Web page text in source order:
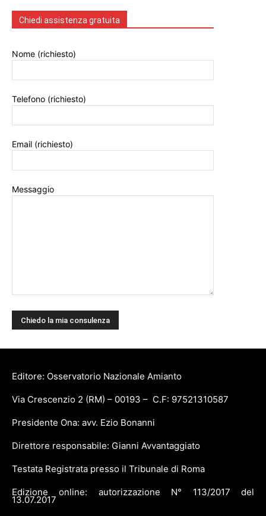
Chiedi assistenza gratuita
Nome (richiesto)
Telefono (richiesto)
Email (richiesto)
Messaggio
Editore: Osservatorio Nazionale Amianto
Via Crescenzio 2 (RM) – 00193 – C.F: 97521310587
Presidente Ona: avv. Ezio Bonanni
Direttore responsabile: Gianni Avvantaggiato
Testata Registrata presso il Tribunale di Roma
Edizione online: autorizzazione N° 113/2017 del
13.07.2017